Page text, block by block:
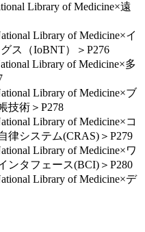
Library of Medicine×遠
Library of Medicine×イ
ス（IoBNT）＞P276
Library of Medicine×多
Library of Medicine×ブ
技術＞P278
Library of Medicine×コ
律システム(CRAS)＞P279
Library of Medicine×ワ
ンタフェース(BCI)＞P280
Library of Medicine×デ